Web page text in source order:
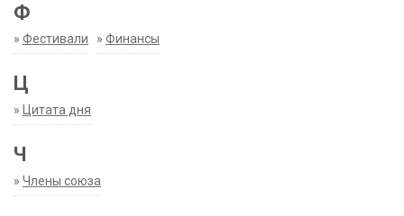
Ф
» Фестивали » Финансы
Ц
» Цитата дня
Ч
» Члены союза